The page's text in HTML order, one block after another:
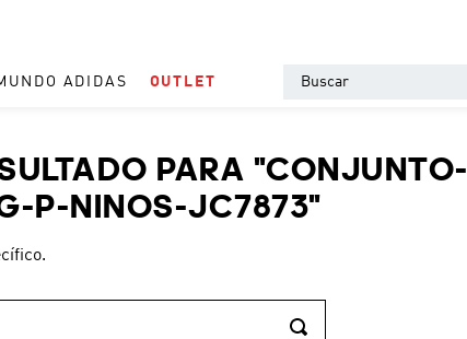
ADIDAS OUTLET Buscar
PARA "CONJUNTO-
P-NINOS-JC7873"
MÁS BUSCADOS
MADRID